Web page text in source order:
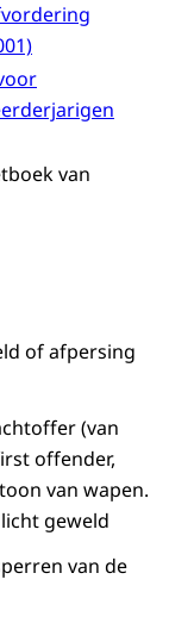
van
of afpersing
(van
offender,
van wapen.
geweld
van de